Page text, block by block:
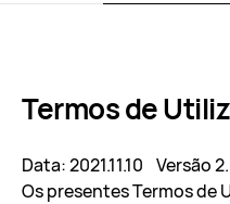
Termos de
Data: 2021.11.10 Versão
Os presentes Termos de